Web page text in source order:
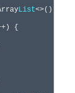
List<>();
{